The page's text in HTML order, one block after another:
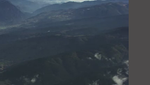
CARTE
COLLECTIONS